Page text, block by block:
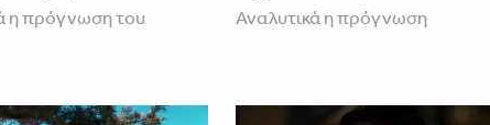
η πρόγνωση του
Αναλυτικά η πρόγνωση